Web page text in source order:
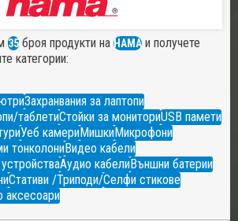
35 броя продукти на HAMA и получете
категории:
Захранвания за лаптопи
таблетиСтойки за мониториUSB памети
Уеб камериМишкиМикрофони
тонколониВидео кабели
Аудио кабелиВъншни батерии
Стативи /Триподи/Селфи стикове
аксесоари